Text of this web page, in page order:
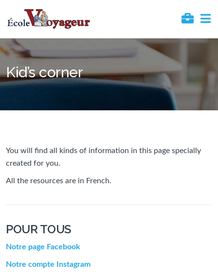
Kid’s corner
You will find all kinds of information in this page specially
created for you.
All the resources are in French.
POUR TOUS
Notre page Facebook
Notre compte Instagram